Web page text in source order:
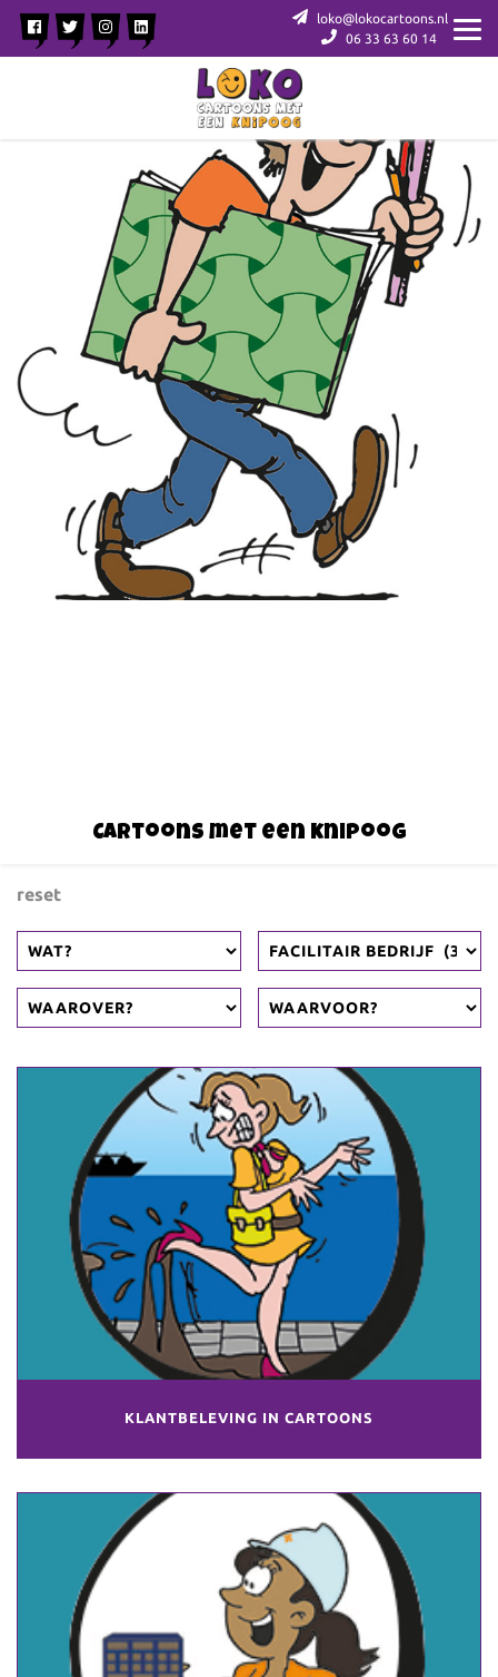
loko@lokocartoons.nl
06 33 63 60 14
Cartoons met een knipoog
reset
KLANTBELEVING IN CARTOONS